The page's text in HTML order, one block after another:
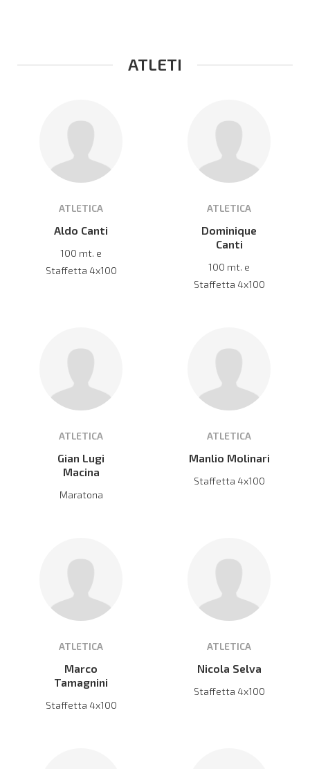
ATLETI
ATLETICA
Aldo Canti
100 mt. e
Staffetta 4x100
ATLETICA
Dominique
Canti
100 mt. e
Staffetta 4x100
ATLETICA
Gian Lugi
Macina
Maratona
ATLETICA
Manlio Molinari
Staffetta 4x100
ATLETICA
Marco
Tamagnini
Staffetta 4x100
ATLETICA
Nicola Selva
Staffetta 4x100